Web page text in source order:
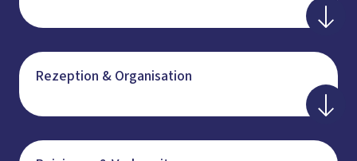
Rezeption & Organisation